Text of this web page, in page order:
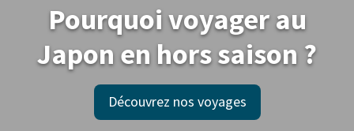
Pourquoi voyager au
Japon en hors saison ?
Découvrez nos voyages